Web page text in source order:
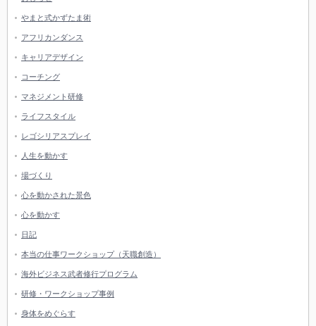
やまと式かずたま術
アフリカンダンス
キャリアデザイン
コーチング
マネジメント研修
ライフスタイル
レゴシリアスプレイ
人生を動かす
場づくり
心を動かされた景色
心を動かす
日記
本当の仕事ワークショップ（天職創造）
海外ビジネス武者修行プログラム
研修・ワークショップ事例
身体をめぐらす